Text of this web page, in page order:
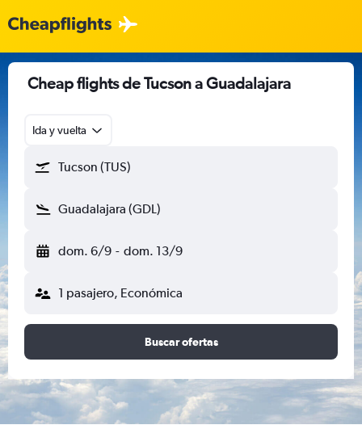
Cheap flights de Tucson a Guadalajara
Ida y vuelta
Tucson (TUS)
Guadalajara (GDL)
dom. 6/9 - dom. 13/9
1 pasajero, Económica
Buscar ofertas